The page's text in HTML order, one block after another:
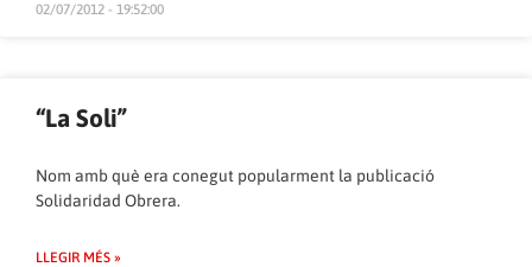
02/07/2012 - 19:52:00
“La Soli”
Nom amb què era conegut popularment la publicació
Solidaridad Obrera.
LLEGIR MÉS »